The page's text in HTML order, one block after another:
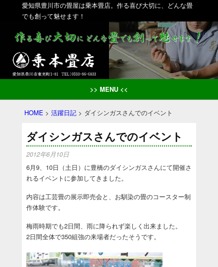
愛知県豊川市の畳屋は乗本畳店。作る喜び大切に、どんな畳
でも創って魅せます！
>> MENU <<
HOME > 活躍日記> ダイシンガスさんでのイベント
ダイシンガスさんでのイベント
2012年6月10日
6月9、10日（土日）に豊橋のダイシンガスさんにて開催さ
れるイベントに参加してきました。
内容は工芸畳の展示即売会と、お馴染の畳のコースター制
作体験です。
梅雨時期でも2日間、雨に降られず楽しく出来ました。
2日間全体で350組強の来場者だったそうです。